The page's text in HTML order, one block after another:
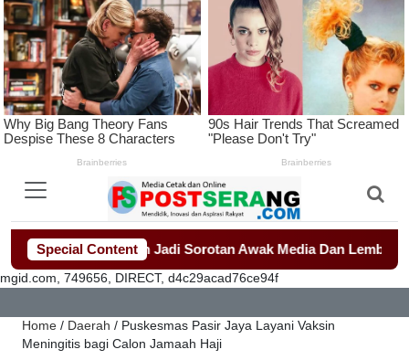
Special Content
Sekolah Jadi Sorotan Awak Media Dan Lembaga
mgid.com, 749656, DIRECT, d4c29acad76ce94f
Home / Daerah / Puskesmas Pasir Jaya Layani Vaksin
Meningitis bagi Calon Jamaah Haji